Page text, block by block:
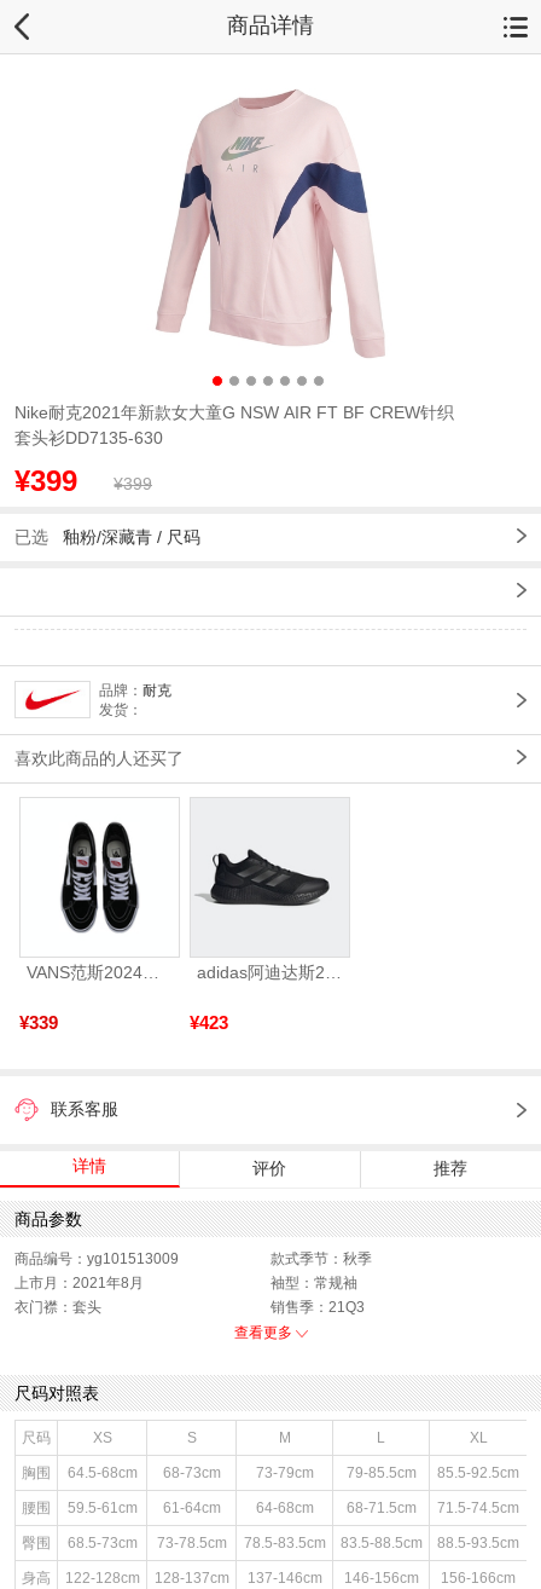
商品详情
Nike耐克2021年新款女大童G NSW AIR FT BF CREW针织
套头衫DD7135-630
¥399 ¥399
已选 釉粉/深藏青 / 尺码
品牌： 耐克
发货：
喜欢此商品的人还买了
VANS范斯2024中性SK8-HiCL帆布鞋/硫化鞋VN000D5IB8C
¥339 ¥423
联系客服
详情 评价 推荐
商品参数
商品编号：yg101513009
款式季节：秋季
上市月：2021年8月
袖型：常规袖
衣门襟：套头
销售季：21Q3
货品来源：招商
服饰类别：上装
面料材质：棉,涤纶
领型：圆领
色系：粉色
鞋类流行款式：套头衫
风格：休闲
身高：通用
闭合方式：套头
查看更多
尺码对照表
尺码 XS S M L XL
胸围 64.5-68cm 68-73cm 73-79cm 79-85.5cm 85.5-92.5cm
腰围 59.5-61cm 61-64cm 64-68cm 68-71.5cm 71.5-74.5cm
臀围 68.5-73cm 73-78.5cm 78.5-83.5cm 83.5-88.5cm 88.5-93.5cm
身高 122-128cm 128-137cm 137-146cm 146-156cm 156-166cm